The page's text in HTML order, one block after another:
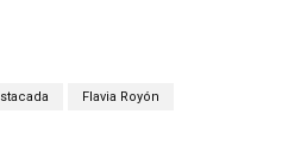
Flavia Royón